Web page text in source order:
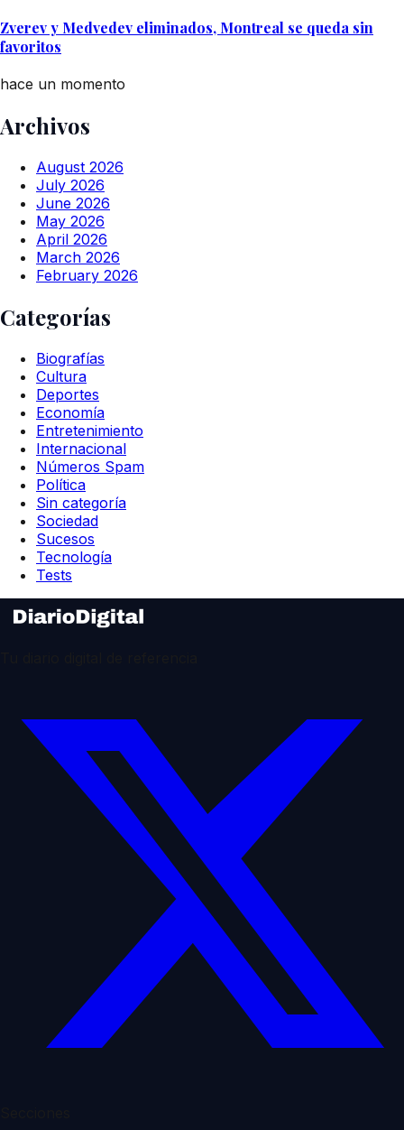
Zverev y Medvedev eliminados, Montreal se queda sin
favoritos
hace un momento
Archivos
August 2026
July 2026
June 2026
May 2026
April 2026
March 2026
February 2026
Categorías
Biografías
Cultura
Deportes
Economía
Entretenimiento
Internacional
Números Spam
Política
Sin categoría
Sociedad
Sucesos
Tecnología
Tests